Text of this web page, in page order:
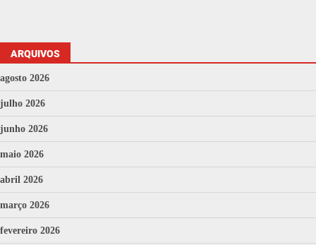
ARQUIVOS
agosto 2026
julho 2026
junho 2026
maio 2026
abril 2026
março 2026
fevereiro 2026